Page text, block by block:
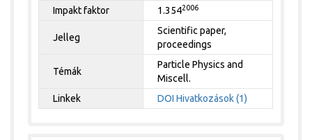
Impakt faktor
1.3542006
Jelleg
Scientific paper,
proceedings
Témák
Particle Physics and
Miscell.
Linkek
DOI Hivatkozások (1)